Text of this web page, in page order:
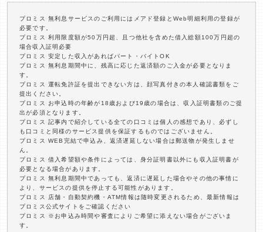
プロミス 無利息サービスのご利用にはメアド登録とWeb明細利用の登録が
必要です。
プロミス 利用限度額が50万円超、且つ他社を含めた借入総額100万円超の
場合収入証明必要
プロミス 安定した収入があればパート・バイトOK
プロミス 無利息期間中に、残高に応じた返済額のご入金が必要となりま
す。
プロミス 運転免許証を提出できない方は、顔写真付きの本人確認書類をご
提出ください。
プロミス お申込時の年齢が18歳および19歳の場合は、収入証明書類のご提
出が必須となります。
プロミス 記事内で紹介している全ての口コミは個人の感想であり、必ずし
も口コミと同様のサービス提供を保証するものではございません。
プロミス WEB完結で申込み、返済遅延しない場合は郵送物が発生しませ
ん。
プロミス 借入希望額や条件によっては、身分証明書以外にも収入証明書が
必要となる場合があります。
プロミス 無利息期間中であっても、返済に遅延した場合やその他の事情に
より、サービスの提供を停止する可能性があります。
プロミス 店舗・自動契約機・ATM情報は随時変更されるため、最新情報は
プロミス公式サイトをご確認ください
プロミス ※お申込み時間や審査によりご希望に添えない場合がございま
す。